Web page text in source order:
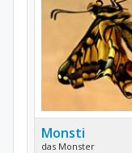
Monsti
das Monster